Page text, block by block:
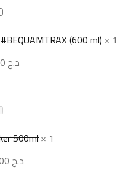
1
×
(600 ml)
د.ج
1
×
500ml
د.ج